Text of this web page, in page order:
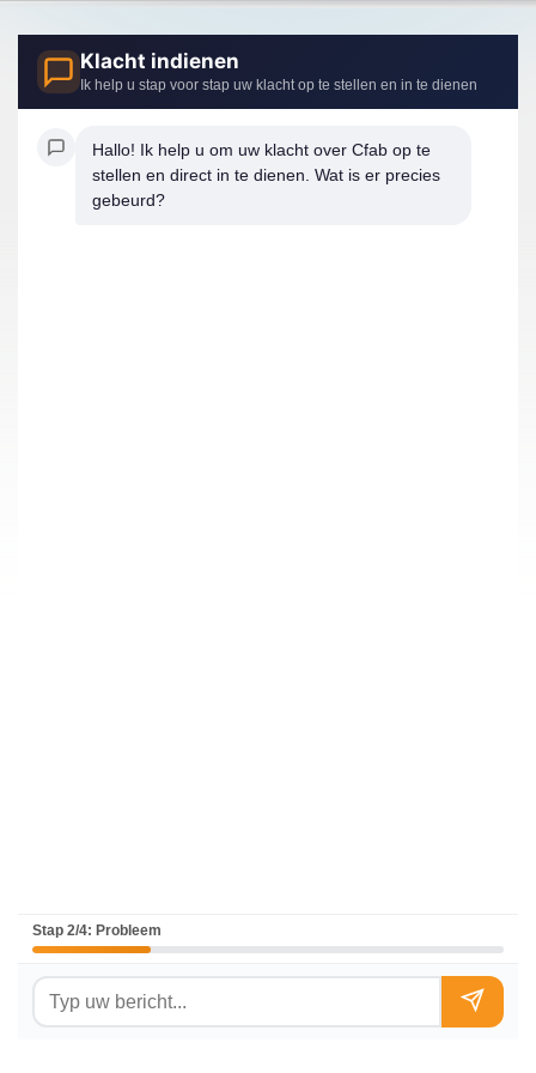
Klacht indienen
Ik help u stap voor stap uw klacht op te stellen en in te dienen
Hallo! Ik help u om uw klacht over Cfab op te
stellen en direct in te dienen. Wat is er precies
gebeurd?
Stap 2/4: Probleem